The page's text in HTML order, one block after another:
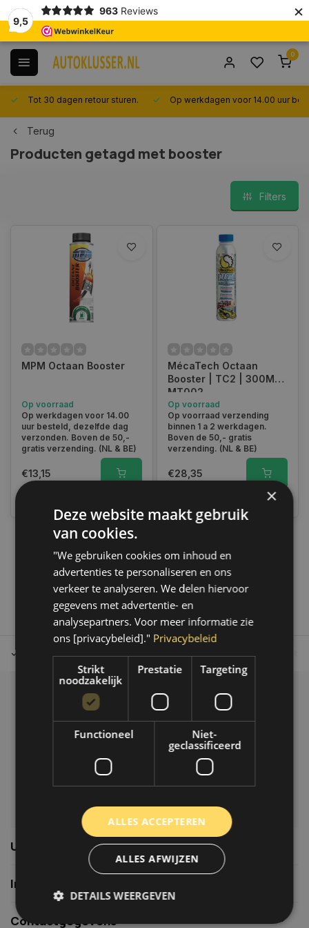
9,5
963 Reviews ×
0
Tot 30 dagen retour sturen. Op werkdagen voor 14.00 uur
Terug
Producten getagd met booster
Filters
MPM Octaan Booster
Op voorraad
Op werkdagen voor 14.00
uur besteld, dezelfde dag
verzonden. Boven de 50,-
gratis verzending. (NL & BE)
€13,15
MécaTech Octaan
Booster | TC2 | 300ML |
MT002
Op voorraad
Op voorraad verzending
binnen 1 a 2 werkdagen.
Boven de 50,- gratis
verzending. (NL & BE)
€28,35
1
Tot 30 dagen retour sturen. Op werkdagen voor 14.00 uur
Klantenservice
Veelgestelde vragen
06-39119169
info@autoklusser.nl
Usefull links
Informatie
Contactgegevens
×
Deze website maakt gebruik
van cookies.
"We gebruiken cookies om inhoud en
advertenties te personaliseren en ons
verkeer te analyseren. We delen hiervoor
gegevens met advertentie- en
analysepartners. Voor meer informatie zie
ons [privacybeleid]." Privacybeleid
Strikt
noodzakelijk
Prestatie Targeting
Functioneel
Niet-
geclassificeerd
ALLES ACCEPTEREN
ALLES AFWIJZEN
DETAILS WEERGEVEN